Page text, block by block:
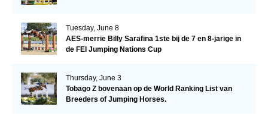
Tuesday, June 8
AES-merrie Billy Sarafina 1ste bij de 7 en 8-jarige in
de FEI Jumping Nations Cup
Thursday, June 3
Tobago Z bovenaan op de World Ranking List van
Breeders of Jumping Horses.